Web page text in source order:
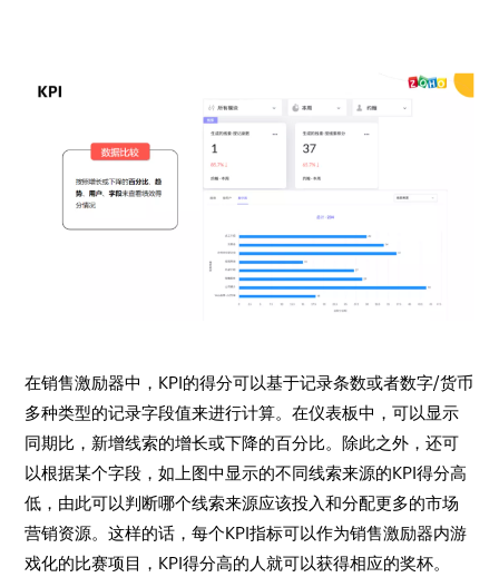
在销售激励器中，KPI的得分可以基于记录条数或者数字/货币
多种类型的记录字段值来进行计算。在仪表板中，可以显示
同期比，新增线索的增长或下降的百分比。除此之外，还可
以根据某个字段，如上图中显示的不同线索来源的KPI得分高
低，由此可以判断哪个线索来源应该投入和分配更多的市场
营销资源。这样的话，每个KPI指标可以作为销售激励器内游
戏化的比赛项目，KPI得分高的人就可以获得相应的奖杯。